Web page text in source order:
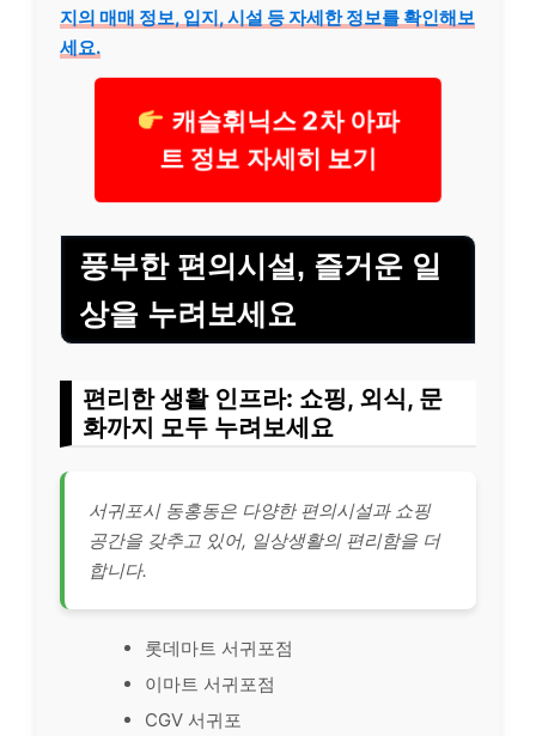
지의 매매 정보, 입지, 시설 등 자세한 정보를 확인해보
세요.
캐슬휘닉스 2차 아파
트 정보 자세히 보기
풍부한 편의시설, 즐거운 일
상을 누려보세요
편리한 생활 인프라: 쇼핑, 외식, 문
화까지 모두 누려보세요
서귀포시 동홍동은 다양한 편의시설과 쇼핑
공간을 갖추고 있어, 일상생활의 편리함을 더
합니다.
롯데마트 서귀포점
이마트 서귀포점
CGV 서귀포